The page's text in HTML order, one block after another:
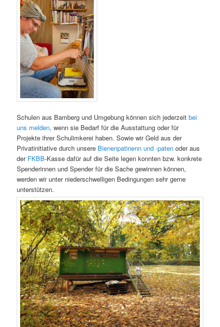
Schulen aus Bamberg und Umgebung können sich jederzeitbei
uns melden, wenn sie Bedarf für die Ausstattung oder für
Projekte ihrer Schulimkerei haben. Sowie wir Geld aus der
Privatinitiative durch unsere Bienenpatinenn und -paten oder aus
der FKBB-Kasse dafür auf die Seite legen konnten bzw. konkrete
Spenderinnen und Spender für die Sache gewinnen können,
werden wir unter niederschwelligen Bedingungen sehr gerne
unterstützen.